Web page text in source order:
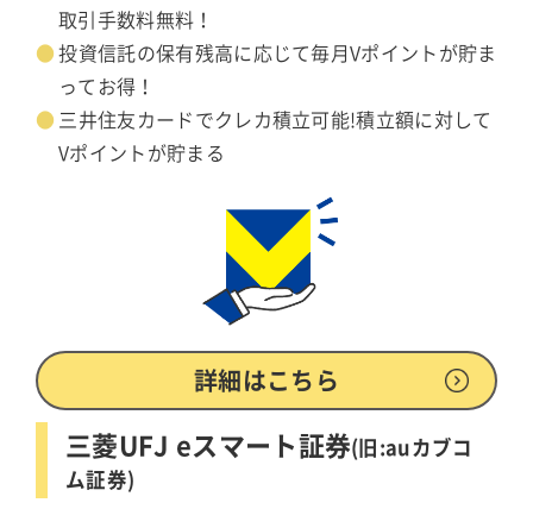
取引手数料無料！
投資信託の保有残高に応じて毎月Vポイントが貯ま
ってお得！
三井住友カードでクレカ積立可能!積立額に対して
Vポイントが貯まる
詳細はこちら
三菱UFJ eスマート証券(旧:auカブコ
ム証券)